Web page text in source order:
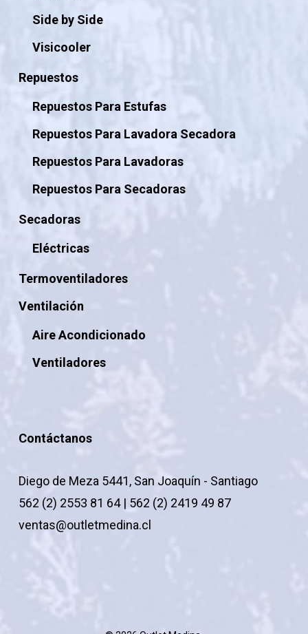
Side by Side
Visicooler
Repuestos
Repuestos Para Estufas
Repuestos Para Lavadora Secadora
Repuestos Para Lavadoras
Repuestos Para Secadoras
Secadoras
Eléctricas
Termoventiladores
Ventilación
Aire Acondicionado
Ventiladores
Contáctanos
Diego de Meza 5441, San Joaquín - Santiago
562 (2) 2553 81 64 | 562 (2) 2419 49 87
ventas@outletmedina.cl